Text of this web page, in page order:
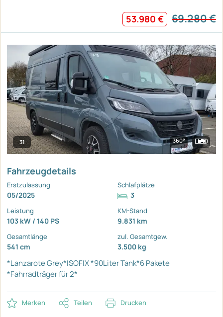
53.980 € 69.280 €
31 360°
Fahrzeugdetails
Erstzulassung
05/2025
Schlafplätze
3
Leistung
103 kW / 140 PS
KM-Stand
9.831 km
Gesamtlänge
541 cm
zul. Gesamtgew.
3.500 kg
*Lanzarote Grey*ISOFIX*90Liter Tank*6 Pakete
*Fahrradträger für 2*
Merken Teilen Drucken